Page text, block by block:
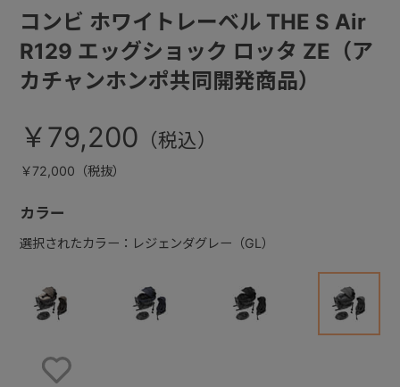
コンビ ホワイトレーベル THE S Air
R129 エッグショック ロッタ ZE（ア
カチャンホンポ共同開発商品）
￥79,200
￥72,000（税抜）
カラー
選択されたカラー：レジェンダグレー（GL）